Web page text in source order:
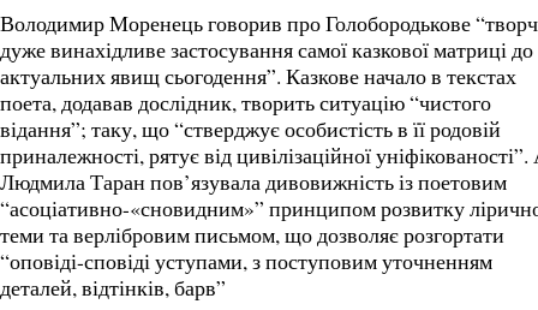
Володимир Моренець говорив про Голобородькове
дуже винахідливе застосування самої казкової матриці до
актуальних явищ сьогодення”. Казкове начало в текстах
поета, додавав дослідник, творить ситуацію “чистого
відання”; таку, що “стверджує особистість в її родовій
приналежності, рятує від цивілізаційної
Людмила Таран пов’язувала дивовижність із поетовим
“асоціативно-«сновидним»” принципом розвитку
теми та верлібровим письмом, що дозволяє розгортати
“оповіді-сповіді уступами, з поступовим уточненням
деталей, відтінків, барв”